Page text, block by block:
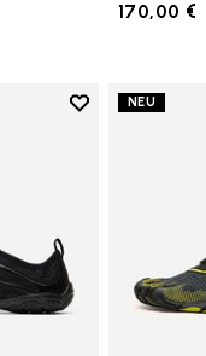
170,00 €
Add to wishlist
NEU